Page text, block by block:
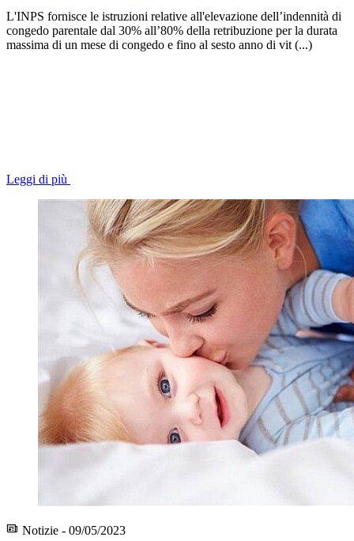
L'INPS fornisce le istruzioni relative all'elevazione dell’indennità di
congedo parentale dal 30% all’80% della retribuzione per la durata
massima di un mese di congedo e fino al sesto anno di vit (...)
Leggi di più
Notizie - 09/05/2023